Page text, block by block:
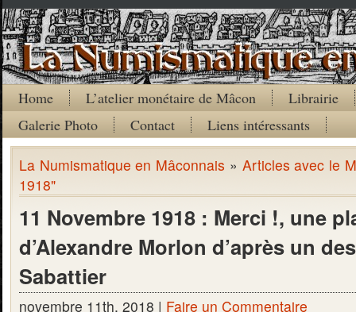
Home L’atelier monétaire de Mâcon
Librairie
Galerie Photo
Contact Liens intéressants
La Numismatique en Mâconnais » Articles avec le
1918"
11 Novembre 1918 : Merci !, une
d’Alexandre Morlon d’après un
Sabattier
novembre 11th, 2018 | Faire un Commentaire